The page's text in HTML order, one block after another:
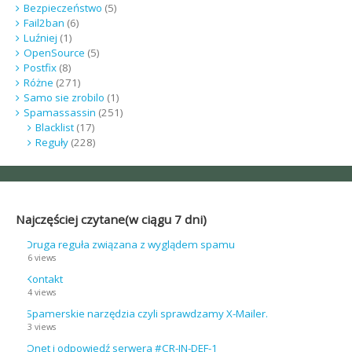
Bezpieczeństwo (5)
Fail2ban (6)
Luźniej (1)
OpenSource (5)
Postfix(8)
Różne (271)
Samo sie zrobilo (1)
Spamassassin (251)
Blacklist(17)
Reguły(228)
Najczęściej czytane(w ciągu 7 dni)
Druga reguła związana z wyglądem spamu
6 views
Kontakt
4 views
Spamerskie narzędzia czyli sprawdzamy X-Mailer.
3 views
Onet i odpowiedź serwera #CR-IN-DEF-1